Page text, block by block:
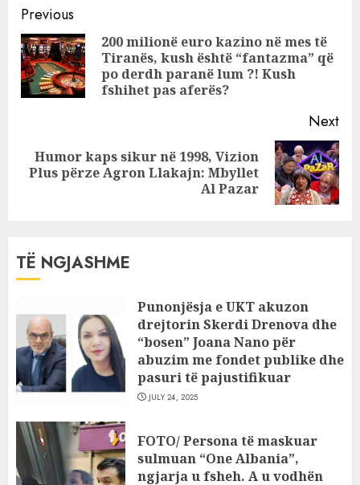
biznesmeni i
famshëm shqiptar
publikon pamjet
Continue
Reading
Previous
200 milionë euro kazino në mes të
Tiranës, kush është “fantazma” që
po derdh paranë lum ?! Kush
fshihet pas aferës?
Next
Next
Humor kaps sikur në 1998, Vizion
Plus përze Agron Llakajn: Mbyllet
Al Pazar
TË NGJASHME
Punonjësja e UKT akuzon
drejtorin Skerdi Drenova dhe
“bosen” Joana Nano për
abuzim me fondet publike dhe
pasuri të pajustifikuar
JULY 24, 2025
FOTO/ Persona të maskuar
sulmuan “One Albania”,
ngjarja u fsheh. A u vodhën